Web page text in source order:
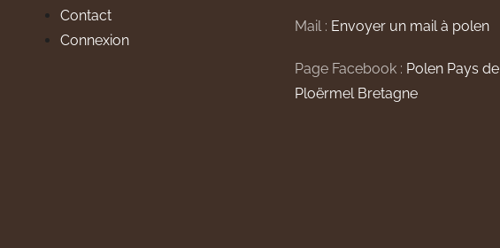
Contact
Connexion
Mail : Envoyer un mail à polen
Page Facebook : Polen Pays de
Ploërmel Bretagne